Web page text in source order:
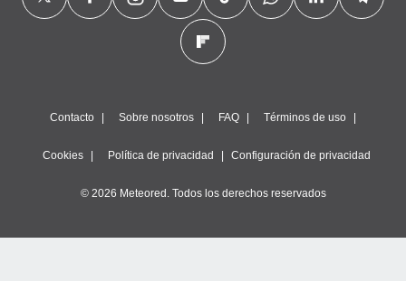
Contacto Sobre nosotros FAQ Términos de uso
Cookies Política de privacidad Configuración de privacidad
© 2026 Meteored. Todos los derechos reservados